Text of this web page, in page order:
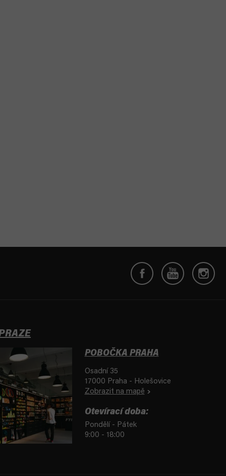
POBOČKA PRAHA
Osadní 35
17000 Praha - Holešovice
Zobrazit na mapě
Otevírací doba:
Pondělí - Pátek
9:00 - 18:00